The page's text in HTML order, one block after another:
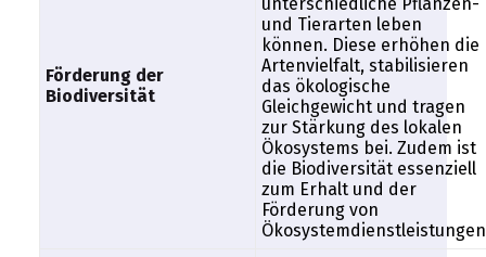
Förderung der
Biodiversität
und Tierarten leben
können. Diese erhöhen die
Artenvielfalt, stabilisieren
das ökologische
Gleichgewicht und tragen
zur Stärkung des lokalen
Ökosystems bei. Zudem ist
die Biodiversität essenziell
zum Erhalt und der
Förderung von